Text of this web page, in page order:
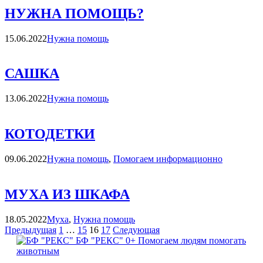
НУЖНА ПОМОЩЬ?
15.06.2022Категории
Нужна помощь
САШКА
13.06.2022Категории
Нужна помощь
КОТОДЕТКИ
09.06.2022Категории
Нужна помощь, Помогаем информационно
МУХА ИЗ ШКАФА
18.05.2022Категории
Муха, Нужна помощь
Навигация
по
ПредыдущаяСтраница
Страница
1 … Страница
15 Страница
16 Страница
17 СледующаяСтраница
БФ "РЕКС" 0+ Помогаем людям помогать
животным